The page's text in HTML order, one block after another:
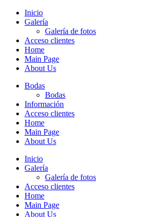
Inicio
Galería
Galería de fotos
Acceso clientes
Home
Main Page
About Us
Bodas
Bodas
Información
Acceso clientes
Home
Main Page
About Us
Inicio
Galería
Galería de fotos
Acceso clientes
Home
Main Page
About Us